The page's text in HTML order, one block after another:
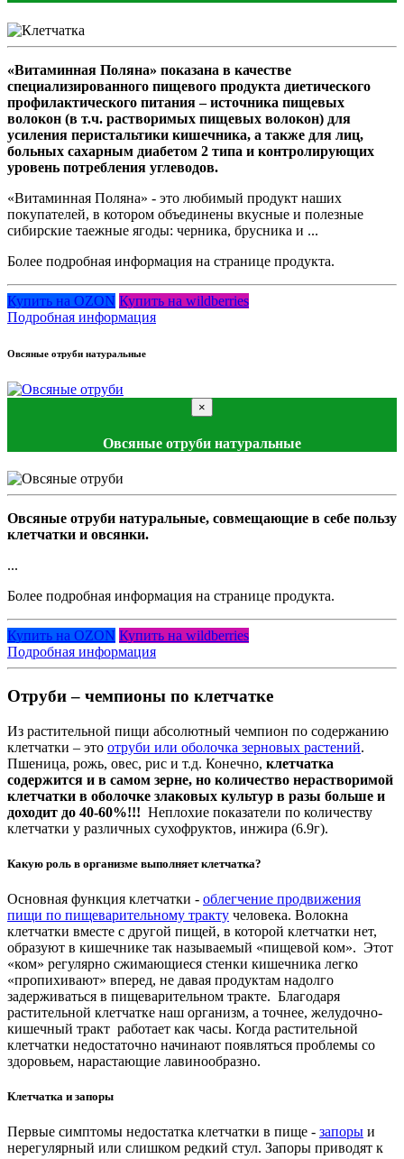
«Витаминная Поляна» показана в качестве
специализированного пищевого продукта диетического
профилактического питания – источника пищевых
волокон (в т.ч. растворимых пищевых волокон) для
усиления перистальтики кишечника, а также для лиц,
больных сахарным диабетом 2 типа и контролирующих
уровень потребления углеводов.
«Витаминная Поляна» - это любимый продукт наших
покупателей, в котором объединены вкусные и полезные
сибирские таежные ягоды: черника, брусника и ...
Более подробная информация на странице продукта.
Купить на OZON Купить на wildberries
Подробная информация
Овсяные отруби натуральные
×
Овсяные отруби натуральные
Овсяные отруби натуральные, совмещающие в себе пользу
клетчатки и овсянки.
...
Более подробная информация на странице продукта.
Купить на OZON Купить на wildberries
Подробная информация
Отруби – чемпионы по клетчатке
Из растительной пищи абсолютный чемпион по содержанию
клетчатки – это отруби или оболочка зерновых растений.
Пшеница, рожь, овес, рис и т.д. Конечно, клетчатка
содержится и в самом зерне, но количество нерастворимой
клетчатки в оболочке злаковых культур в разы больше и
доходит до 40-60%!!! Неплохие показатели по количеству
клетчатки у различных сухофруктов, инжира (6.9г).
Какую роль в организме выполняет клетчатка?
Основная функция клетчатки - облегчение продвижения
пищи по пищеварительному тракту человека. Волокна
клетчатки вместе с другой пищей, в которой клетчатки нет,
образуют в кишечнике так называемый «пищевой ком». Этот
«ком» регулярно сжимающиеся стенки кишечника легко
«пропихивают» вперед, не давая продуктам надолго
задерживаться в пищеварительном тракте. Благодаря
растительной клетчатке наш организм, а точнее, желудочно-
кишечный тракт работает как часы. Когда растительной
клетчатки недостаточно начинают появляться проблемы со
здоровьем, нарастающие лавинообразно.
Клетчатка и запоры
Первые симптомы недостатка клетчатки в пище - запоры и
нерегулярный или слишком редкий стул. Запоры приводят к